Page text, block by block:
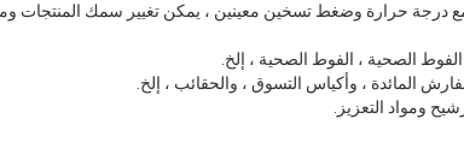
درجة حرارة وضغط تسخين معينين ، يمكن تغيير سمك المنتجات
الفوط الصحية ، الفوط الصحية ، إلخ.
المائدة ، وأكياس التسوق ، والحقائب ، إلخ.
ومواد التعزيز.